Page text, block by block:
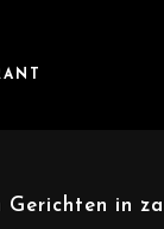
Gerichten in